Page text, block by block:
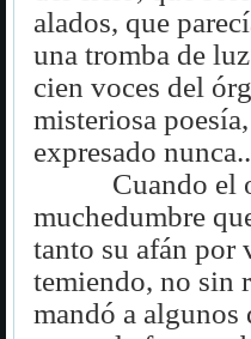
alados, que
una tromba de
cien voces del
misteriosa
expresado
Cuando el
muchedumbre
tanto su afán por
temiendo, no sin
mandó a algunos